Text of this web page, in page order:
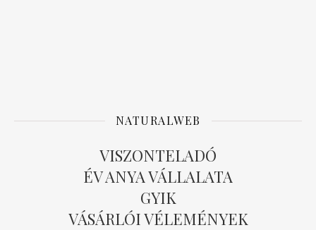
NATURALWEB
VISZONTELADÓ
ÉV ANYA VÁLLALATA
GYIK
VÁSÁRLÓI VÉLEMÉNYEK